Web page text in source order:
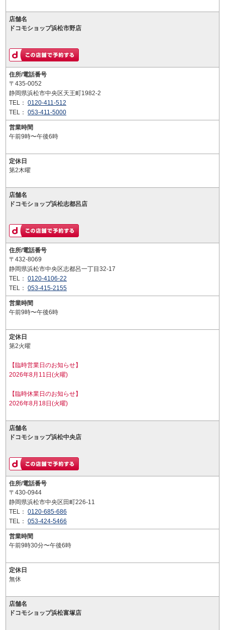
店舗名
ドコモショップ浜松市野店
住所/電話番号
〒435-0052
静岡県浜松市中央区天王町1982-2
TEL： 0120-411-512
TEL： 053-411-5000
営業時間
午前9時〜午後6時
定休日
第2木曜
店舗名
ドコモショップ浜松志都呂店
住所/電話番号
〒432-8069
静岡県浜松市中央区志都呂一丁目32-17
TEL： 0120-4106-22
TEL： 053-415-2155
営業時間
午前9時〜午後6時
定休日
第2火曜
【臨時営業日のお知らせ】
2026年8月11日(火曜)
【臨時休業日のお知らせ】
2026年8月18日(火曜)
店舗名
ドコモショップ浜松中央店
住所/電話番号
〒430-0944
静岡県浜松市中央区田町226-11
TEL： 0120-685-686
TEL： 053-424-5466
営業時間
午前9時30分〜午後6時
定休日
無休
店舗名
ドコモショップ浜松富塚店